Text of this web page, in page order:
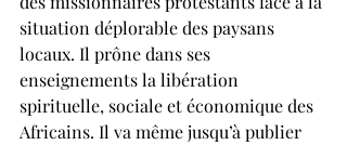
situation déplorable des paysans
locaux. Il prône dans ses
enseignements la libération
spirituelle, sociale et économique des
Africains. Il va même jusqu’à publier